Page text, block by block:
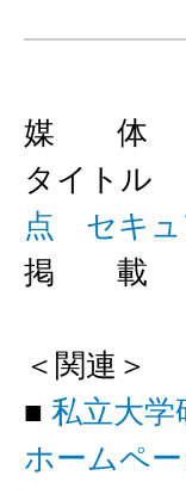
媒 体 ：
タイト
点 セキュ
掲 載 ：
＜関連＞
■ 私立大
ホームペー